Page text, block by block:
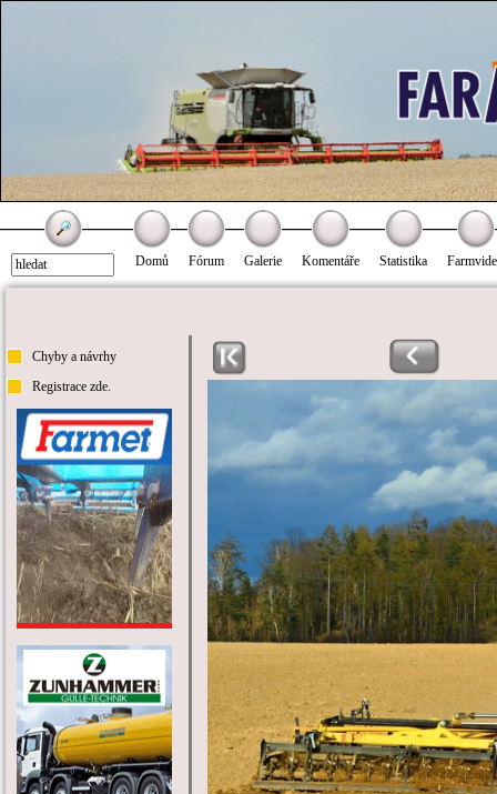
Domů Fórum Galerie Komentáře Statistika
Chyby a návrhy
Registrace zde.